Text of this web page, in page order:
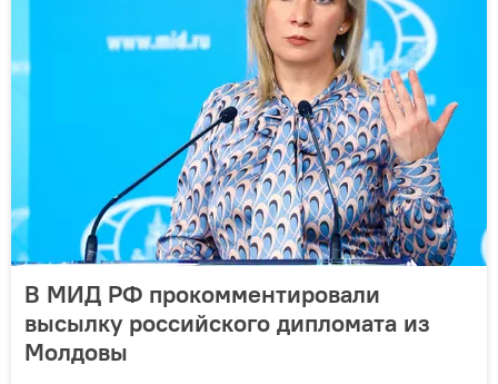
В МИД РФ прокомментировали
высылку российского дипломата из
Молдовы